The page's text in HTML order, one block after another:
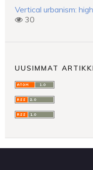
Vertical urbanism:
30
UUSIMMAT